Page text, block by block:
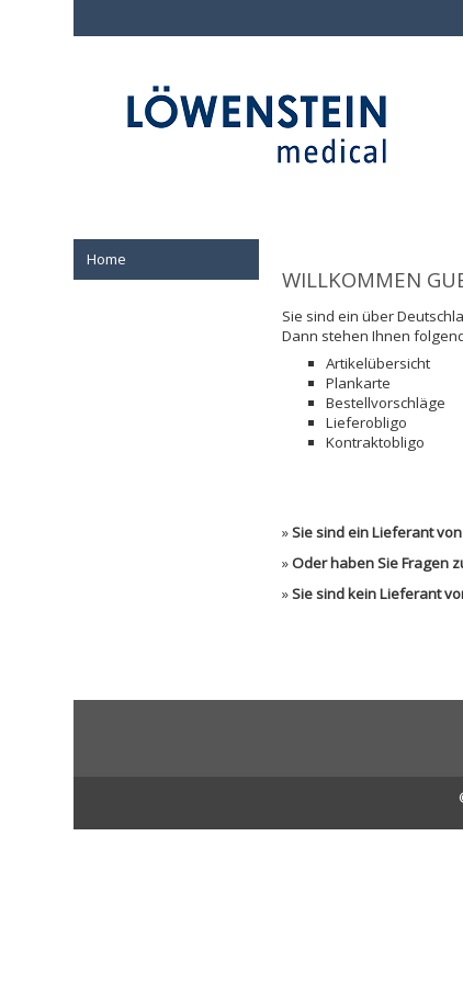
Home
WILLKOMMEN
Sie sind ein über
Dann stehen Ihnen
Artikelübersicht
Plankarte
Bestellvorschläge
Lieferobligo
Kontraktobligo
»Sie sind ein Lieferant
»Oder haben Sie Fragen
»Sie sind kein Lieferant